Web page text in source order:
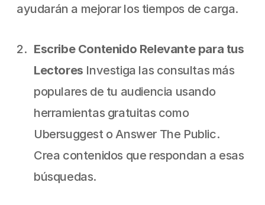
ayudarán a mejorar los tiempos de carga.
Escribe Contenido Relevante para tus
Lectores Investiga las consultas más
populares de tu audiencia usando
herramientas gratuitas como
Ubersuggest o Answer The Public.
Crea contenidos que respondan a esas
búsquedas.